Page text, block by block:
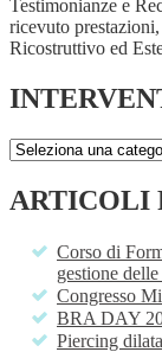
Testimonianze e
ricevuto
Ricostruttivo ed
ARTICOLI
Corso di
gestione
Congresso
BRA DAY
Piercing